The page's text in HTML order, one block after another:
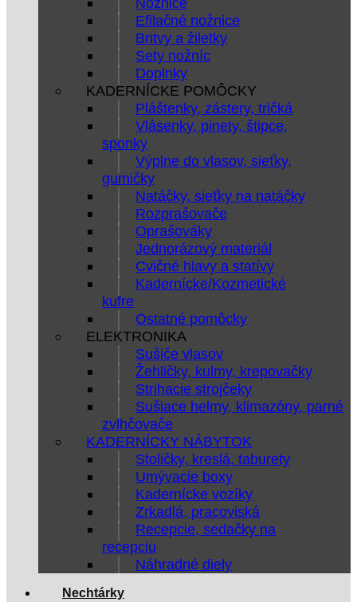
Efilačné nožnice
Britvy a žiletky
Sety nožníc
Doplnky
KADERNÍCKE POMÔCKY
Pláštenky, zástery, tričká
Vlásenky, pinety, štipce,
sponky
Výplne do vlasov, sieťky,
gumičky
Natáčky, sieťky na natáčky
Rozprašovače
Oprašováky
Jednorázový materiál
Cvičné hlavy a statívy
Kadernícke/Kozmetické
kufre
Ostatné pomôcky
ELEKTRONIKA
Sušiče vlasov
Žehličky, kulmy, krepovačky
Strihacie strojčeky
Sušiace helmy, klimazóny, parné
zvlhčovače
KADERNÍCKY NÁBYTOK
Stoličky, kreslá, taburety
Umývacie boxy
Kadernícke vozíky
Zrkadlá, pracoviská
Recepcie, sedačky na
recepciu
Náhradné diely
Nechtárky